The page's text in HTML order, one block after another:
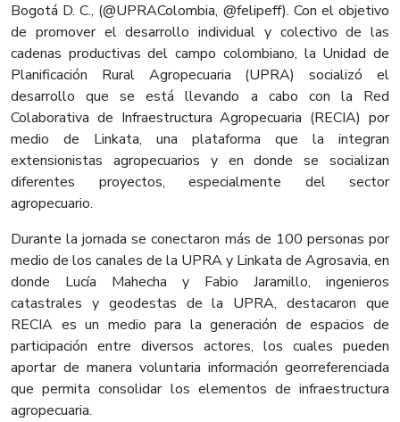
Bogotá D. C., (@UPRAColombia, @felipeff). Con el objetivo
de promover el desarrollo individual y colectivo de las
cadenas productivas del campo colombiano, la Unidad de
Planificación Rural Agropecuaria (UPRA) socializó el
desarrollo que se está llevando a cabo con la Red
Colaborativa de Infraestructura Agropecuaria (RECIA) por
medio de Linkata, una plataforma que la integran
extensionistas agropecuarios y en donde se socializan
diferentes proyectos, especialmente del sector
agropecuario.
Durante la jornada se conectaron más de 100 personas por
medio de los canales de la UPRA y Linkata de Agrosavia, en
donde Lucía Mahecha y Fabio Jaramillo, ingenieros
catastrales y geodestas de la UPRA, destacaron que
RECIA es un medio para la generación de espacios de
participación entre diversos actores, los cuales pueden
aportar de manera voluntaria información georreferenciada
que permita consolidar los elementos de infraestructura
agropecuaria.